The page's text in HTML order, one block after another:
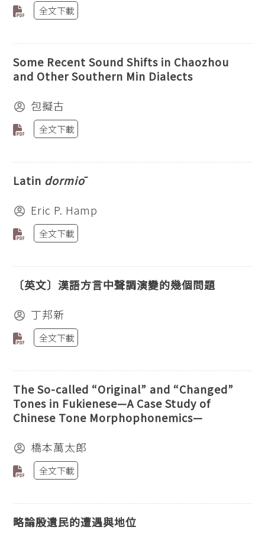
全文下載
Some Recent Sound Shifts in Chaozhou
and Other Southern Min Dialects
包擬古
全文下載
Latin dormiō
Eric P. Hamp
全文下載
〔英文〕漢語方言中聲調演變的幾個問題
丁邦新
全文下載
The So-called “Original” and “Changed”
Tones in Fukienese—A Case Study of
Chinese Tone Morphophonemics—
橋本萬太郎
全文下載
略論殷遺民的遭遇與地位